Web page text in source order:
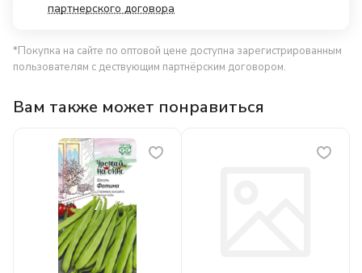
партнерского договора
*Покупка на сайте по оптовой цене доступна зарегистрированным
пользователям с дествующим партнёрским договором.
Вам также может понравиться